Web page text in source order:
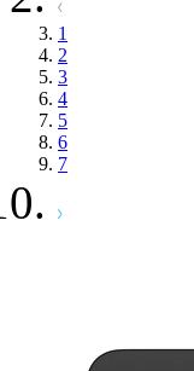
1
2
3
4
5
6
7